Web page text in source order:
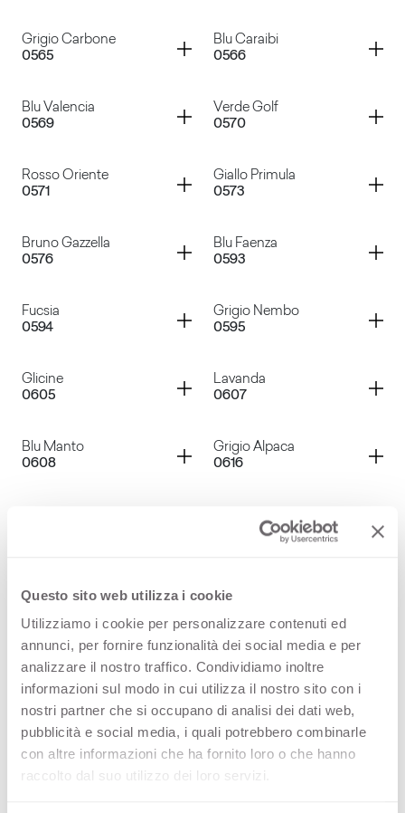
Questo sito web utilizza i cookie
Utilizziamo i cookie per personalizzare contenuti ed
annunci, per fornire funzionalità dei social media e per
analizzare il nostro traffico. Condividiamo inoltre
informazioni sul modo in cui utilizza il nostro sito con i
nostri partner che si occupano di analisi dei dati web,
pubblicità e social media, i quali potrebbero combinarle
con altre informazioni che ha fornito loro o che hanno
raccolto dal suo utilizzo dei loro servizi.
Grigio Carbone
0565
Container
Blu Caraibi
0566
Container
Blu Valencia
0569
Container
Verde Golf
0570
Container
Rosso Oriente
0571
Container
Giallo Primula
0573
Container
Bruno Gazzella
0576
Container
Blu Faenza
0593
Container
Fucsia
0594
Container
Grigio Nembo
0595
Container
Glicine
0605
Container
Lavanda
0607
Container
Blu Manto
0608
Container
Grigio Alpaca
0616
Container
Blu Artico
Container
Grigio Viola
0623
Grigio Ferro
0636
Verde Barbados
Rosso Fragola
0638
Container
Rosso Fragola
Crocus
0641
Container
Crocus
Turchese Pastello
0644
Container
Giallo Bisanzio
0647
Container